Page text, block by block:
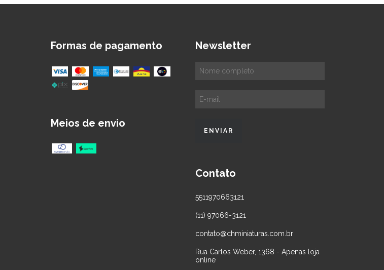
Formas de pagamento
Meios de envio
Newsletter
Contato
5511970663121
(11) 97066-3121
contato@chminiaturas.com.br
Rua Carlos Weber, 1368 - Apenas loja
online